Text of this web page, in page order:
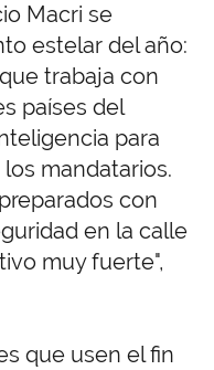
Macri se
estelar del año:
trabaja con
países del
para
mandatarios.
con
en la calle
muy fuerte",
que usen el fin